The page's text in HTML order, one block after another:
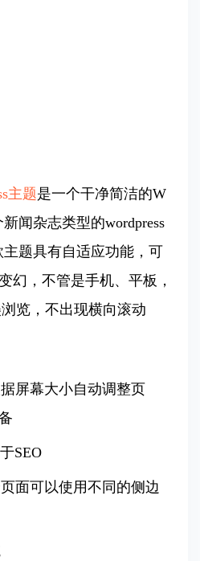
主题是一个干净简洁的W
闻杂志类型的wordpress
主题具有自适应功能，可
幻，不管是手机、平板，
览，不出现横向滚动
屏幕大小自动调整页
SEO
面可以使用不同的侧边